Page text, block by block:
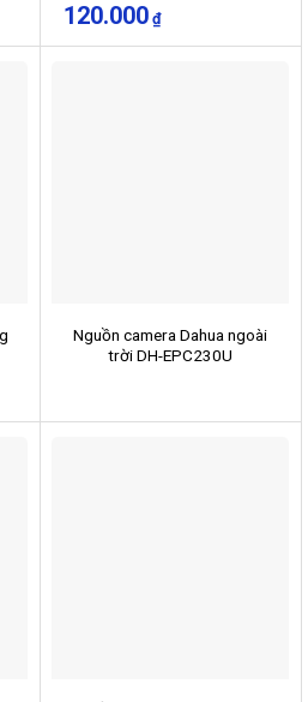
120.000 ₫
Nguồn camera Dahua ngoài
trời DH-EPC230U